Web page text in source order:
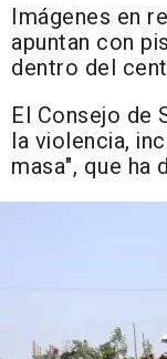
Imágenes en
apuntan con
dentro del
El Consejo de
la violencia,
masa", que ha